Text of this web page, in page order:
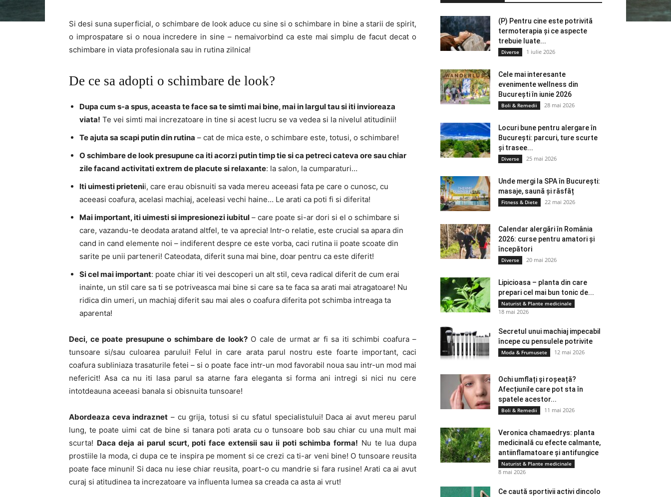
Si desi suna superficial, o schimbare de look aduce cu sine si o schimbare in bine a starii de spirit,
o improspatare si o noua incredere in sine – nemaivorbind ca este mai simplu de facut decat o
schimbare in viata profesionala sau in rutina zilnica!
De ce sa adopti o schimbare de look?
Dupa cum s-a spus, aceasta te face sa te simti mai bine, mai in largul tau si iti invioreaza
viata! Te vei simti mai increzatoare in tine si acest lucru se va vedea si la nivelul atitudinii!
Te ajuta sa scapi putin din rutina – cat de mica este, o schimbare este, totusi, o schimbare!
O schimbare de look presupune ca iti acorzi putin timp tie si ca petreci cateva ore sau chiar
zile facand activitati extrem de placute si relaxante: la salon, la cumparaturi…
Iti uimesti prietenii, care erau obisnuiti sa vada mereu aceeasi fata pe care o cunosc, cu
aceeasi coafura, acelasi machiaj, aceleasi vechi haine… Le arati ca poti fi si diferita!
Mai important, iti uimesti si impresionezi iubitul – care poate si-ar dori si el o schimbare si
care, vazandu-te deodata aratand altfel, te va aprecia! Intr-o relatie, este crucial sa apara din
cand in cand elemente noi – indiferent despre ce este vorba, caci rutina ii poate scoate din
sarite pe unii parteneri! Cateodata, diferit suna mai bine, doar pentru ca este diferit!
Si cel mai important: poate chiar iti vei descoperi un alt stil, ceva radical diferit de cum erai
inainte, un stil care sa ti se potriveasca mai bine si care sa te faca sa arati mai atragatoare! Nu
ridica din umeri, un machiaj diferit sau mai ales o coafura diferita pot schimba intreaga ta
aparenta!
Deci, ce poate presupune o schimbare de look?O cale de urmat ar fi sa iti schimbi coafura –
tunsoare si/sau culoarea parului! Felul in care arata parul nostru este foarte important, caci
coafura subliniaza trasaturile fetei – si o poate face intr-un mod favorabil noua sau intr-un mod mai
nefericit! Asa ca nu iti lasa parul sa atarne fara eleganta si forma ani intregi si nici nu cere
intotdeauna aceeasi banala si obisnuita tunsoare!
Abordeaza ceva indraznet – cu grija, totusi si cu sfatul specialistului! Daca ai avut mereu parul
lung, te poate uimi cat de bine si tanara poti arata cu o tunsoare bob sau chiar cu una mult mai
scurta! Daca deja ai parul scurt, poti face extensii sau ii poti schimba forma! Nu te lua dupa
prostiile la moda, ci dupa ce te inspira pe moment si ce crezi ca ti-ar veni bine! O tunsoare reusita
poate face minuni! Si daca nu iese chiar reusita, poart-o cu mandrie si fara rusine! Arati ca ai avut
curaj si atitudinea ta increzatoare va influenta lumea sa creada ca asta ai vrut!
(P) Pentru cine este potrivită
termoterapia și ce aspecte
trebuie luate...
Diverse 1 iulie 2026
Cele mai interesante
evenimente wellness din
București în iunie 2026
Boli & Remedii 28 mai 2026
Locuri bune pentru alergare în
București: parcuri, ture scurte
și trasee...
Diverse 25 mai 2026
Unde mergi la SPA în București:
masaje, saună și răsfăț
Fitness & Diete 22 mai 2026
Calendar alergări în România
2026: curse pentru amatori și
începători
Diverse 20 mai 2026
Lipicioasa – planta din care
prepari cel mai bun tonic de...
Naturist & Plante medicinale
18 mai 2026
Secretul unui machiaj impecabil
începe cu pensulele potrivite
Moda & Frumusete 12 mai 2026
Ochi umflați și roșeață?
Afecțiunile care pot sta în
spatele acestor...
Boli & Remedii 11 mai 2026
Veronica chamaedrys: planta
medicinală cu efecte calmante,
antiinflamatoare și antifungice
Naturist & Plante medicinale
8 mai 2026
Ce caută sportivii activi dincolo